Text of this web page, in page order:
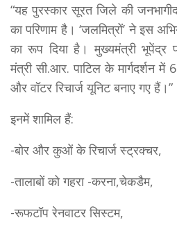
“यह पुरस्कार सूरत जिले की
का परिणाम है। ‘जलमित्रों’ ने इस
का रूप दिया है। मुख्यमंत्री
मंत्री सी.आर. पाटिल के
और वॉटर रिचार्ज यूनिट बनाए गए हैं।”
इनमें शामिल हैं:
-बोर और कुओं के रिचार्ज स्ट्रक्चर,
-तालाबों को गहरा -करना,चेकडैम,
-रूफटॉप रेनवाटर सिस्टम,